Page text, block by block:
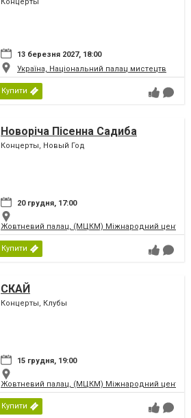
Концерты
13 березня 2027, 18:00
Україна, Національний палац мистецтв
Купити
Новоріча Пісенна Садиба
Концерты, Новый Год
20 грудня, 17:00
Жовтневий палац, (МЦКМ) Міжнародний центр
Купити
СКАЙ
Концерты, Клубы
15 грудня, 19:00
Жовтневий палац, (МЦКМ) Міжнародний центр
Купити